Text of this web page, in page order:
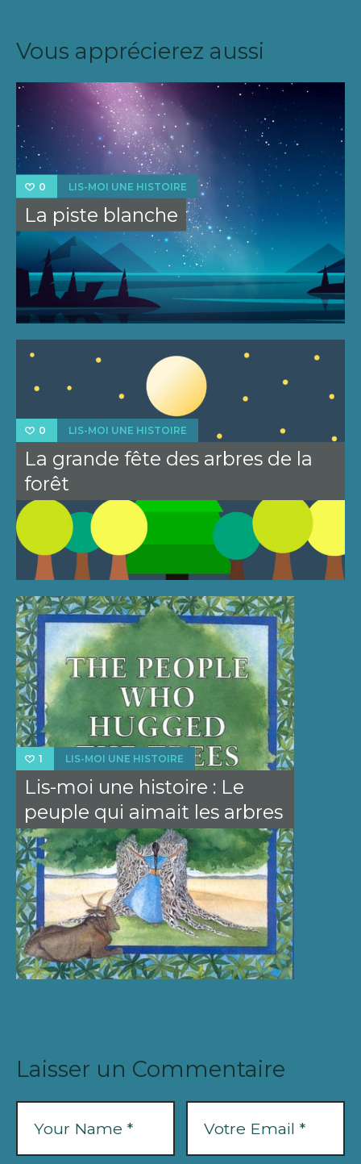
Vous apprécierez aussi
0 LIS-MOI UNE HISTOIRE
La piste blanche
0 LIS-MOI UNE HISTOIRE
La grande fête des arbres de la
forêt
1 LIS-MOI UNE HISTOIRE
Lis-moi une histoire : Le
peuple qui aimait les arbres
Laisser un Commentaire